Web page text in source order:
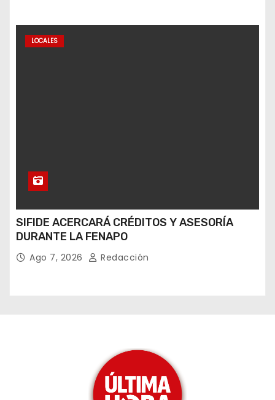
LOCALES
SIFIDE ACERCARÁ CRÉDITOS Y ASESORÍA
DURANTE LA FENAPO
Ago 7, 2026 Redacción